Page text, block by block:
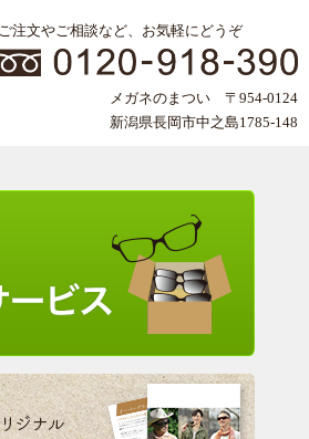
ご注文やご相談など、お気軽にどうぞ
メガネのまつい 〒954-0124
新潟県長岡市中之島1785-148